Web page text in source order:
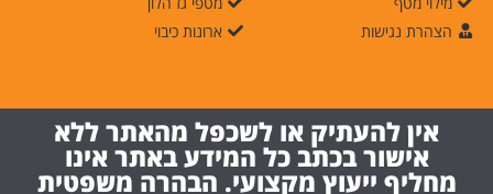
הצהרת נגישות
ארונות כיבוי
אין להעתיק או לשכפל מהאתר ללא
אישור בכתב כל המידע באתר אינו
מחליף ייעוץ מקצועי. הבהרה משפטית